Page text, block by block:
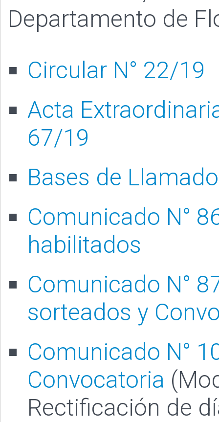
Departamento de
Circular N° 22/19
Acta
67/19
Bases de Llamado
Comunicado N°
habilitados
Comunicado N°
sorteados y
Comunicado N°
Convocatoria
Rectificación de